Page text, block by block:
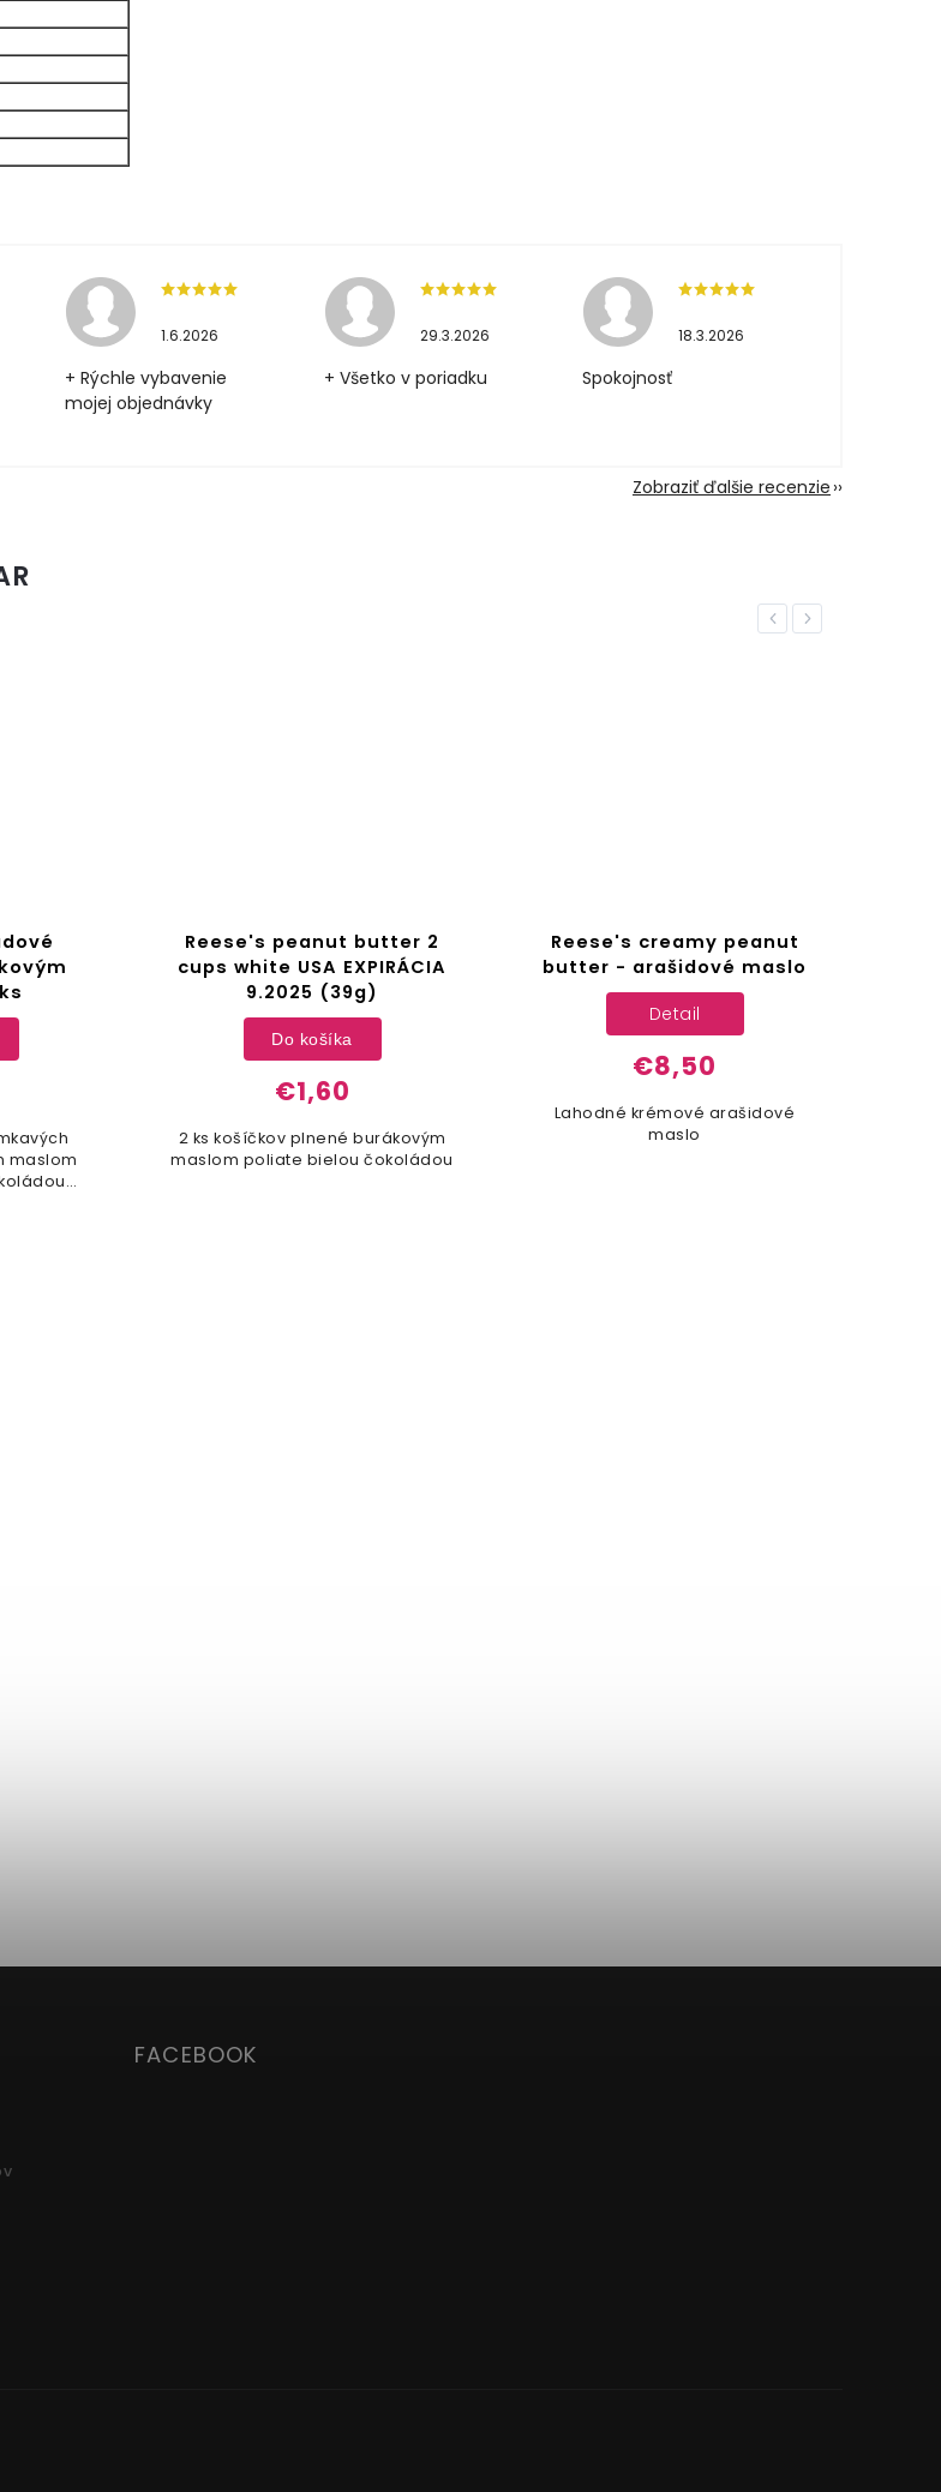
1.6.2026
+ Rýchle vybavenie
mojej objednávky
29.3.2026
+ Všetko v poriadku
18.3.2026
Spokojnosť
Zobraziť ďalšie recenzie
Previous
maslom
Reese's peanut butter 2
cups white USA EXPIRÁCIA
9.2025 (39g)
€1,60
Do košíka
2 ks košíčkov plnené burákovým
maslom poliate bielou čokoládou
Reese's creamy peanut
butter - arašidové maslo
€8,50
Detail
Lahodné krémové arašidové
maslo
Next
FACEBOOK